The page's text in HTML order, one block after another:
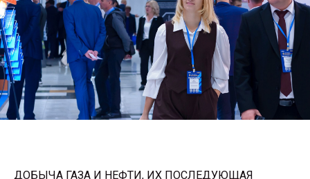
ДОБЫЧА ГАЗА И НЕФТИ, ИХ ПОСЛЕДУЮЩАЯ